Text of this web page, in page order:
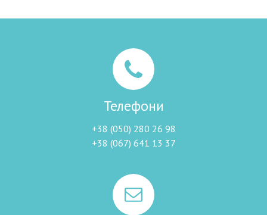
Телефони
+38 (050) 280 26 98
+38 (067) 641 13 37